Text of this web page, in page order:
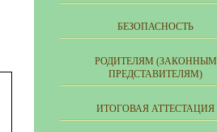
БЕЗОПАСНОСТЬ
РОДИТЕЛЯМ (ЗАКОННЫМ
ПРЕДСТАВИТЕЛЯМ)
ИТОГОВАЯ АТТЕСТАЦИЯ